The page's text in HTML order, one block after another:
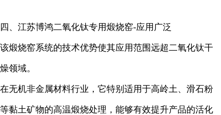
四、江苏博鸿二氧化钛专用煅烧窑-应用广泛
该煅烧窑系统的技术优势使其应用范围远超二氧化钛干
燥领域。
在无机非金属材料行业，它特别适用于高岭土、滑石粉
等黏土矿物的高温煅烧处理，能够有效提升产品的活化